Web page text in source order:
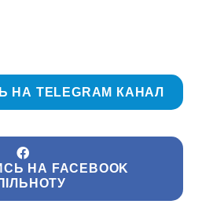
НА TELEGRAM КАНАЛ
НА FACEBOOK